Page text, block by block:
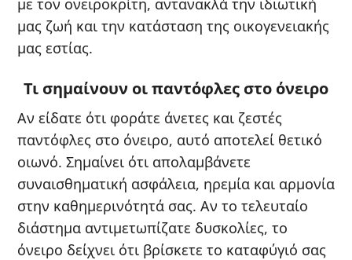
μας ζωή και την κατάσταση της οικογενειακής
μας εστίας.
Τι σημαίνουν οι παντόφλες στο όνειρο
Αν είδατε ότι φοράτε άνετες και ζεστές
παντόφλες στο όνειρο, αυτό αποτελεί θετικό
οιωνό. Σημαίνει ότι απολαμβάνετε
συναισθηματική ασφάλεια, ηρεμία και αρμονία
στην καθημερινότητά σας. Αν το τελευταίο
διάστημα αντιμετωπίζατε δυσκολίες, το
όνειρο δείχνει ότι βρίσκετε το καταφύγιό σας